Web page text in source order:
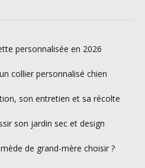
personnalisée en 2026
collier personnalisé chien
son entretien et sa récolte
son jardin sec et design
de grand-mère choisir ?